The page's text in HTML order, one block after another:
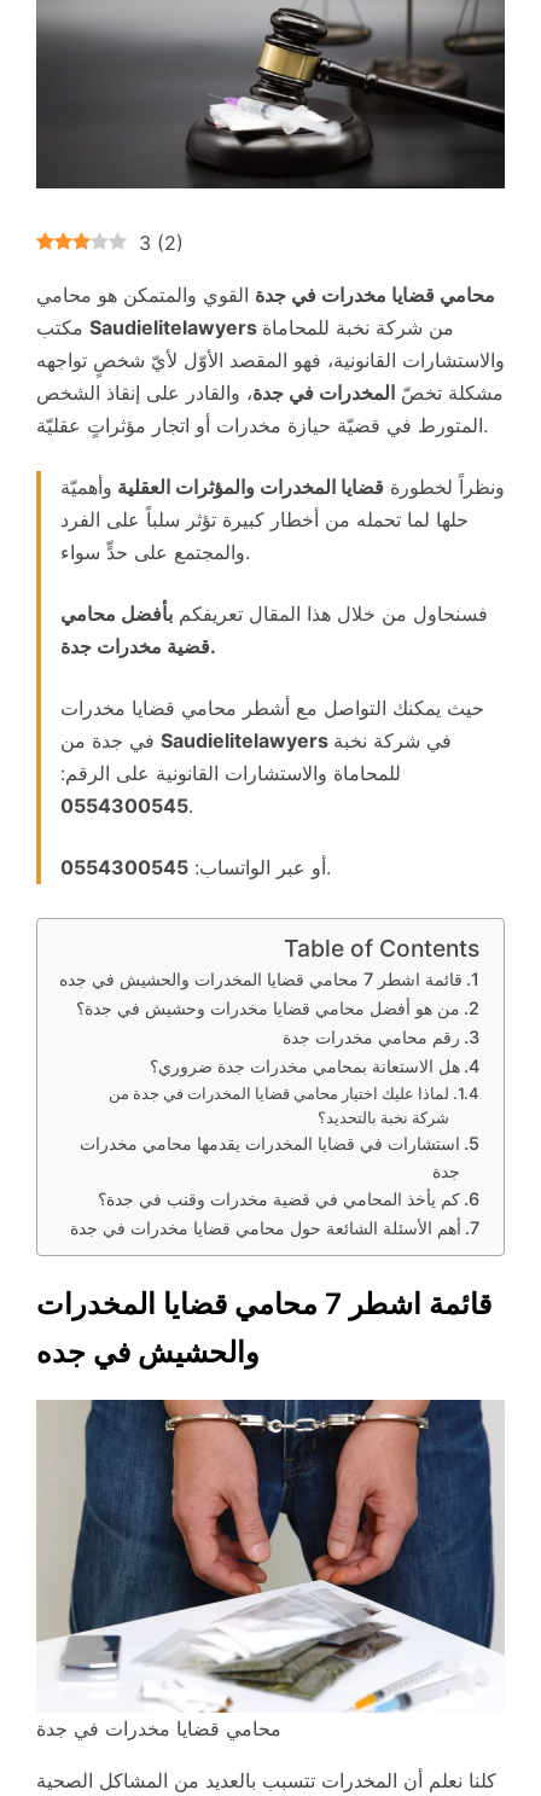
3 (2)
محامي قضايا مخدرات في جدة القوي والمتمكن هو محامي
Saudielitelawyers من شركة نخبة للمحاماة
والاستشارات القانونية، فهو المقصد الأوّل لأيّ شخصٍ تواجهه
مشكلة تخصّ المخدرات في جدة، والقادر على إنقاذ الشخص
المتورط في قضيّة حيازة مخدرات أو اتجار مؤثراتٍ عقليّة.
ونظراً لخطورة قضايا المخدرات والمؤثرات العقلية وأهميّة
حلها لما تحمله من أخطار كبيرة تؤثر سلباً على الفرد
والمجتمع على حدٍّ سواء.
فسنحاول من خلال هذا المقال تعريفكم بأفضل محامي
قضية مخدرات جدة.
حيث يمكنك التواصل مع أشطر محامي قضايا مخدرات
Saudielitelawyers في شركة نخبة
للمحاماة والاستشارات القانونية على الرقم:
0554300545.
أو عبر الواتساب: 0554300545 .
Table of Contents
قائمة اشطر 7 محامي قضايا المخدرات والحشيش في جده
من هو أفضل محامي قضايا مخدرات وحشيش في جدة؟
رقم محامي مخدرات جدة
هل الاستعانة بمحامي مخدرات جدة ضروري؟
لماذا عليك اختيار محامي قضايا المخدرات في جدة من
شركة نخبة بالتحديد؟
استشارات في قضايا المخدرات يقدمها محامي مخدرات
جدة
كم يأخذ المحامي في قضية مخدرات وقنب في جدة؟
أهم الأسئلة الشائعة حول محامي قضايا مخدرات في جدة
قائمة اشطر 7 محامي قضايا المخدرات
والحشيش في جده
محامي قضايا مخدرات في جدة
كلنا نعلم أن المخدرات تتسبب بالعديد من المشاكل الصحية